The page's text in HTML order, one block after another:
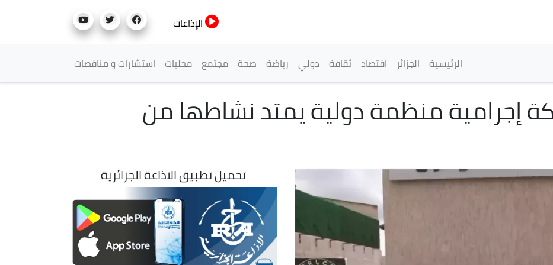
الإذاعات
القائمة الرئيسية
الرئيسية الجزائر اقتصاد ثقافة دولي رياضة صحة مجتمع محليات استشارات و مناقصات
إجرامية منظمة دولية يمتد نشاطها من
تحميل تطبيق الاذاعة الجزائرية